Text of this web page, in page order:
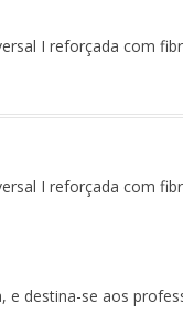
I reforçada com
I reforçada com
e destina-se aos